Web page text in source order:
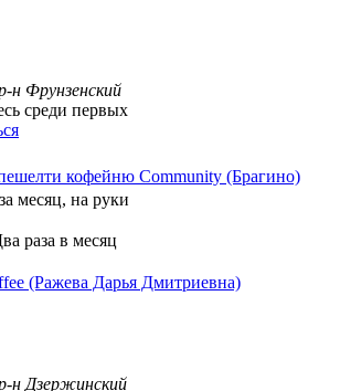
н Фрунзенский
среди первых
кофейню Community (Брагино)
за месяц, на руки
раза в месяц
(Ражева Дарья Дмитриевна)
н Дзержинский